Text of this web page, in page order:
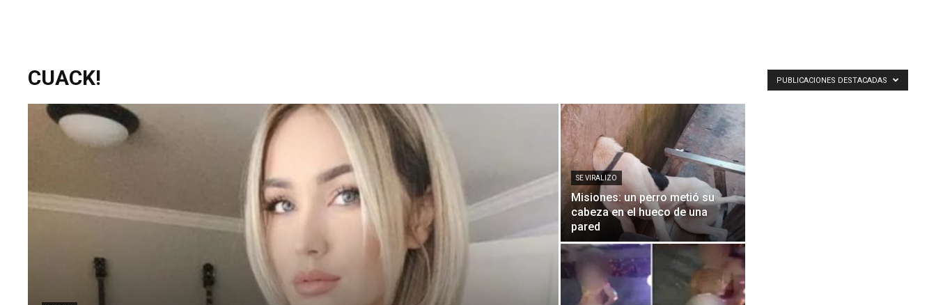
CUACK! PUBLICACIONES DESTACADAS
SE VIRALIZO
Misiones: un perro metió su
cabeza en el hueco de una
pared